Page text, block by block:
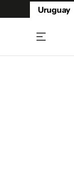
Uruguay